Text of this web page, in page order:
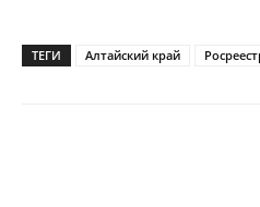
ТЕГИ Алтайский край